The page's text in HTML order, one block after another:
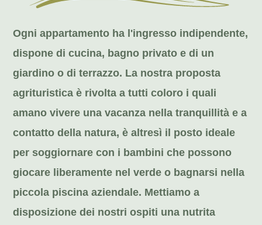
Ogni appartamento ha l'ingresso indipendente,
dispone di cucina, bagno privato e di un
giardino o di terrazzo. La nostra proposta
agrituristica è rivolta a tutti coloro i quali
amano vivere una vacanza nella tranquillità e a
contatto della natura, è altresì il posto ideale
per soggiornare con i bambini che possono
giocare liberamente nel verde o bagnarsi nella
piccola piscina aziendale. Mettiamo a
disposizione dei nostri ospiti una nutrita